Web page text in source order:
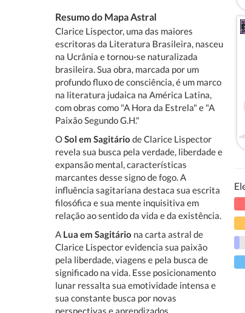
Resumo do Mapa Astral
Clarice Lispector, uma das maiores
escritoras da Literatura Brasileira, nasceu
na Ucrânia e tornou-se naturalizada
brasileira. Sua obra, marcada por um
profundo fluxo de consciência, é um marco
na literatura judaica na América Latina,
com obras como "A Hora da Estrela" e "A
Paixão Segundo G.H."
OSol em Sagitário de Clarice Lispector
revela sua busca pela verdade, liberdade e
expansão mental, características
marcantes desse signo de fogo. A
influência sagitariana destaca sua escrita
filosófica e sua mente inquisitiva em
relação ao sentido da vida e da existência.
A Lua em Sagitário na carta astral de
Clarice Lispector evidencia sua paixão
pela liberdade, viagens e pela busca de
significado na vida. Esse posicionamento
lunar ressalta sua emotividade intensa e
sua constante busca por novas
perspectivas e aprendizados.